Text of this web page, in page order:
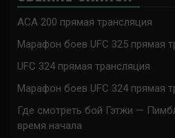
ACA 200 прямая трансляция
Марафон боев UFC 325 прямая
UFC 324 прямая трансляция
Марафон боев UFC 324 прямая
Где смотреть бой Гэтжи —
время начала